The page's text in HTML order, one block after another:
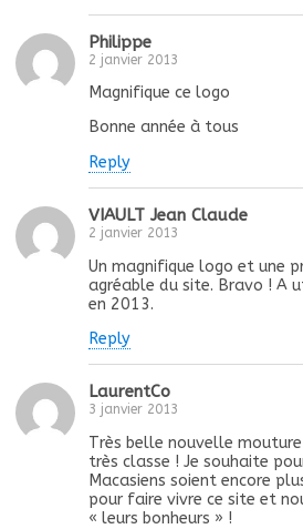
Philippe
2 janvier 2013
Magnifique ce logo
Bonne année à tous
Reply
VIAULT Jean Claude
2 janvier 2013
Un magnifique logo et une
agréable du site. Bravo ! A
en 2013.
Reply
LaurentCo
3 janvier 2013
Très belle nouvelle
très classe ! Je souhaite
Macasiens soient encore
pour faire vivre ce site et
« leurs bonheurs » !